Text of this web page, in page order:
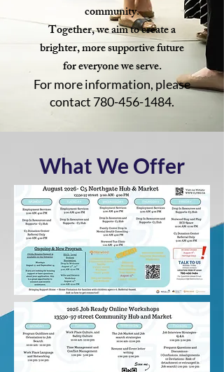
community.
Together, we aim to create a
brighter, more supportive future
for everyone we serve.
For more information, please
contact 780-456-1484.
What We Offer